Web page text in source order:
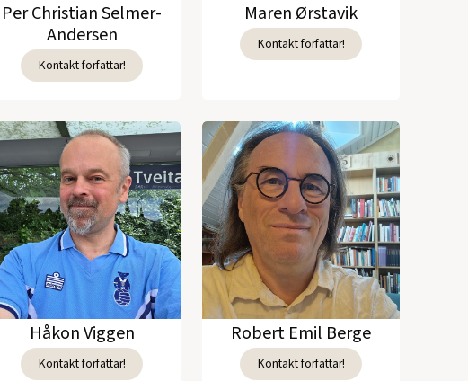
Per Christian Selmer-
Andersen
Kontakt forfattar!
Maren Ørstavik
Kontakt forfattar!
Håkon Viggen
Kontakt forfattar!
Robert Emil Berge
Kontakt forfattar!